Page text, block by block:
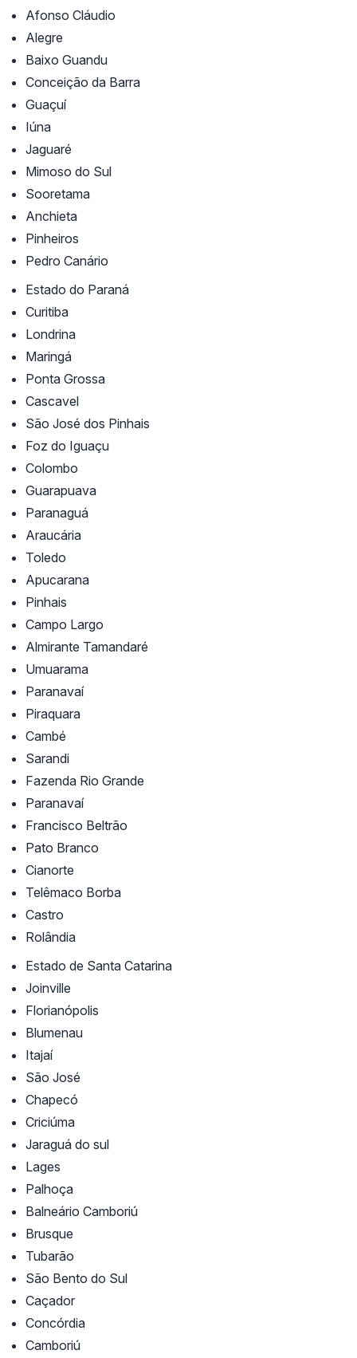
Afonso Cláudio
Alegre
Baixo Guandu
Conceição da Barra
Guaçuí
Iúna
Jaguaré
Mimoso do Sul
Sooretama
Anchieta
Pinheiros
Pedro Canário
Estado do Paraná
Curitiba
Londrina
Maringá
Ponta Grossa
Cascavel
São José dos Pinhais
Foz do Iguaçu
Colombo
Guarapuava
Paranaguá
Araucária
Toledo
Apucarana
Pinhais
Campo Largo
Almirante Tamandaré
Umuarama
Paranavaí
Piraquara
Cambé
Sarandi
Fazenda Rio Grande
Paranavaí
Francisco Beltrão
Pato Branco
Cianorte
Telêmaco Borba
Castro
Rolândia
Estado de Santa Catarina
Joinville
Florianópolis
Blumenau
Itajaí
São José
Chapecó
Criciúma
Jaraguá do sul
Lages
Palhoça
Balneário Camboriú
Brusque
Tubarão
São Bento do Sul
Caçador
Concórdia
Camboriú